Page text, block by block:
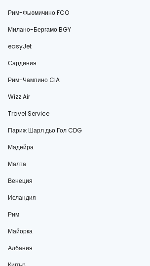
Рим-Фьюмичино FCO
Милано-Бергамо BGY
easyJet
Сардиния
Рим-Чампино CIA
Wizz Air
Travel Service
Париж Шарл дьо Гол CDG
Мадейра
Малта
Венеция
Исландия
Рим
Майорка
Албания